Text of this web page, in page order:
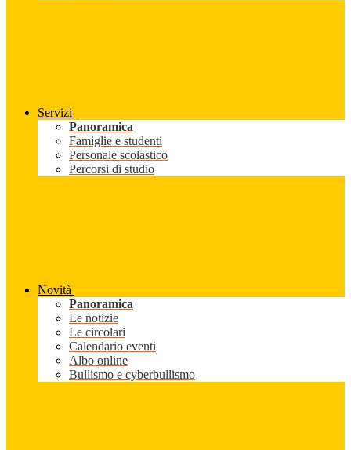
Servizi
Panoramica
Famiglie e studenti
Personale scolastico
Percorsi di studio
Novità
Panoramica
Le notizie
Le circolari
Calendario eventi
Albo online
Bullismo e cyberbullismo